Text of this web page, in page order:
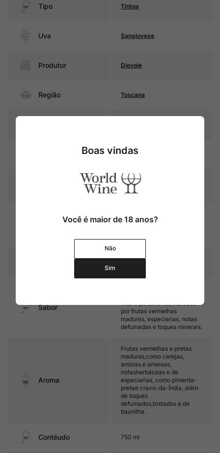
Tipo Tintos
Uva Sangiovese
Produtor Dievole
Região Toscana
Rubi intenso com reflexos
Graduação Alcóoli
14,5%
Amadurecimento
carvalho francês sem
Temperatura 16ºC – 18ºC
Sabor
final é persistente, marcado
por frutas vermelhas
maduras, especiarias, notas
defumadas e toques minerais.
Aroma
Frutas vermelhas e pretas
maduras,como cerejas,
amoras e ameixas,
notasherbáceas e de
especiarias, como pimenta-
pretae cravo-da-Índia, além
de toques
defumados,tostados e de
baunilha.
Contéudo 750 ml
Boas vindas
Você é maior de 18 anos?
Não
Sim